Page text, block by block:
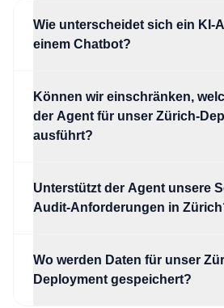
Wie unterscheidet sich ein KI-
einem Chatbot?
Können wir einschränken,
der Agent für unser Zürich-
ausführt?
Unterstützt der Agent unsere
Audit-Anforderungen in
Wo werden Daten für unser
Deployment gespeichert?